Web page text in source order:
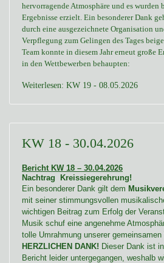
hervorragende Atmosphäre und es wurden
Ergebnisse erzielt. Ein besonderer Dank
durch eine ausgezeichnete Organisation
Verpflegung zum Gelingen des Tages
Team konnte in diesem Jahr erneut große
in den Wettbewerben behaupten:
Weiterlesen: KW 19 - 08.05.2026
KW 18 - 30.04.2026
Bericht KW 18 – 30.04.2026
Nachtrag
Kreissiegerehrung!
Ein besonderer Dank gilt dem
mit seiner stimmungsvollen
wichtigen Beitrag zum Erfolg der
Musik schuf eine angenehme
tolle Umrahmung unserer gemeinsamen
HERZLICHEN DANK! Dieser Dank ist
Bericht leider untergegangen, weshalb